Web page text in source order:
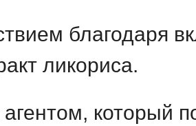
благодаря
ликориса.
который